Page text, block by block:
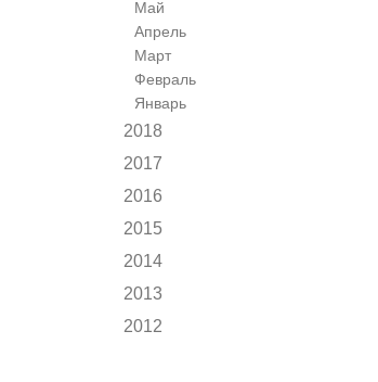
Май
Апрель
Март
Февраль
Январь
2018
2017
2016
2015
2014
2013
2012